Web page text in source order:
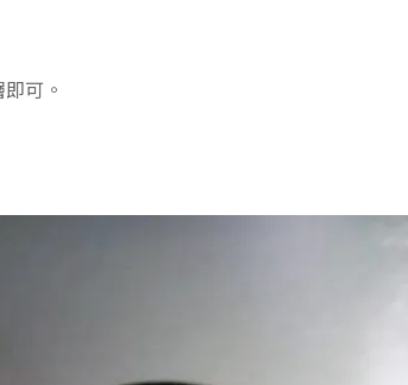
可。